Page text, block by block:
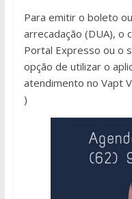
Para emitir o boleto
arrecadação (DUA), o
Portal Expresso ou o
opção de utilizar o
atendimento no Vapt
)